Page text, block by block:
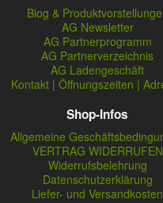
Blog &
AG Newsletter
AG Partnerprogramm
AG Partnerverzeichnis
AG Ladengeschäft
Kontakt | Öffnungszeiten |
Shop-Infos
Allgemeine
VERTRAG WIDERRUFEN
Widerrufsbelehrung
Datenschutzerklärung
Liefer- und Versandkosten